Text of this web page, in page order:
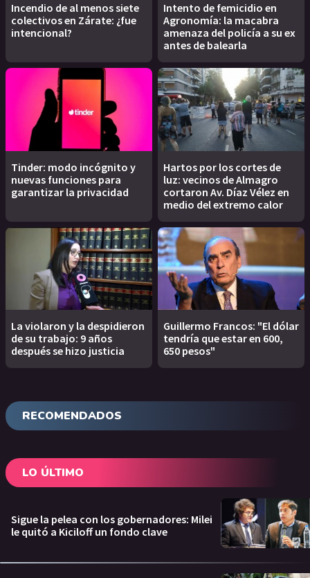
Incendio de al menos siete
colectivos en Zárate: ¿fue
intencional?
Intento de femicidio en
Agronomía: la macabra
amenaza del policía a su ex
antes de balearla
Tinder: modo incógnito y
nuevas funciones para
garantizar la privacidad
Hartos por los cortes de
luz: vecinos de Almagro
cortaron Av. Díaz Vélez en
medio del extremo calor
La violaron y la despidieron
de su trabajo: 9 años
después se hizo justicia
Guillermo Francos: "El dólar
tendría que estar en 600,
650 pesos"
RECOMENDADOS
LO ÚLTIMO
Sigue la pelea con los gobernadores: Milei
le quitó a Kiciloff un fondo clave